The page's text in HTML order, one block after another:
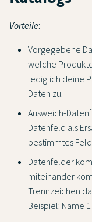
Vorteile:
Vorgegebene
welche
lediglich deine
Daten zu.
Ausweich-
Datenfeld als
bestimmtes
Datenfelder
miteinander
Trennzeichen
Beispiel: Name 1